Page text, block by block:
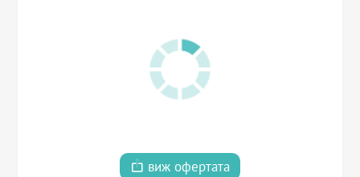
виж офертата